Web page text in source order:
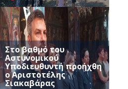
Στο βαθμό του
Αστυνομικού
Υποδιευθυντή προήχθη
ο Αριστοτέλης
Σιακαβάρας